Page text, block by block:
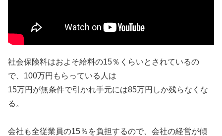
社会保険料はおよそ給料の15％くらいとされているの
で、100万円もらっている人は
15万円が無条件で引かれ手元には85万円しか残らなくな
る。
会社も全従業員の15％を負担するので、会社の経営が傾